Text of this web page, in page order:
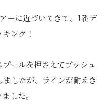
ーに近づいてきて、1番デ
ング！
ールを押さえてブッシュ
したが、ラインが耐えき
した。